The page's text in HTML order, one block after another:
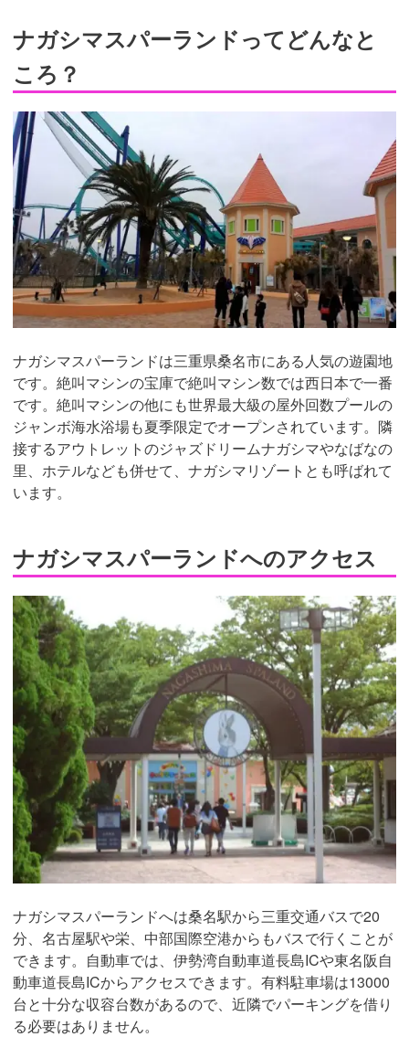
ナガシマスパーランドってどんなと
ころ？
ナガシマスパーランドは三重県桑名市にある人気の遊園地
です。絶叫マシンの宝庫で絶叫マシン数では西日本で一番
です。絶叫マシンの他にも世界最大級の屋外回数プールの
ジャンボ海水浴場も夏季限定でオープンされています。隣
接するアウトレットのジャズドリームナガシマやなばなの
里、ホテルなども併せて、ナガシマリゾートとも呼ばれて
います。
ナガシマスパーランドへのアクセス
ナガシマスパーランドへは桑名駅から三重交通バスで20
分、名古屋駅や栄、中部国際空港からもバスで行くことが
できます。自動車では、伊勢湾自動車道長島ICや東名阪自
動車道長島ICからアクセスできます。有料駐車場は13000
台と十分な収容台数があるので、近隣でパーキングを借り
る必要はありません。